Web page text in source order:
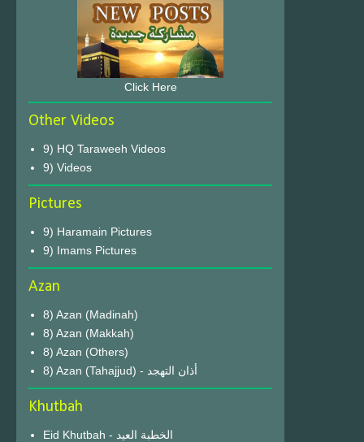
Click Here
Other Videos
9) HQ Taraweeh Videos
9) Videos
Pictures
9) Haramain Pictures
9) Imams Pictures
Azan
8) Azan (Madinah)
8) Azan (Makkah)
8) Azan (Others)
8) Azan (Tahajjud) - أذان التهجد
Khutbah
Eid Khutbah - الخطبة العيد